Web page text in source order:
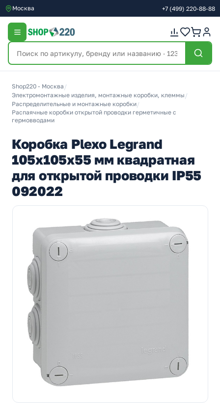
Москва +7 (499) 220-88-88
Shop220 - Москва /
Электромонтажные изделия, монтажные коробки, клеммы /
Распределительные и монтажные коробки/
Распаячные коробки открытой проводки герметичные с
гермовводами
Коробка Plexo Legrand
105х105х55 мм квадратная
для открытой проводки IP55
092022